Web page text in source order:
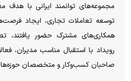
مجموعه‌های توانمند ایرانی با
توسعه تعاملات تجاری، ایجاد
همکاری‌های مشترک حضور یافتند،
رویداد با استقبال مناسب مدیران،
صاحبان کسب‌وکار و متخصصان